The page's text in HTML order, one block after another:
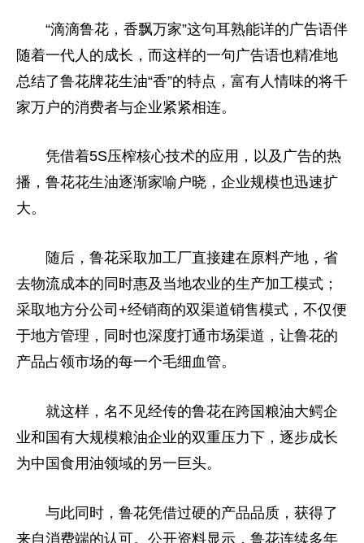
“滴滴鲁花，香飘万家”这句耳熟能详的广告语伴
随着一代人的成长，而这样的一句广告语也精准地
总结了鲁花牌花生油“香”的特点，富有人情味的将千
家万户的消费者与企业紧紧相连。
凭借着5S压榨核心技术的应用，以及广告的热
播，鲁花花生油逐渐家喻户晓，企业规模也迅速扩
大。
随后，鲁花采取加工厂直接建在原料产地，省
去物流成本的同时惠及当地农业的生产加工模式；
采取地方分公司+经销商的双渠道销售模式，不仅便
于地方管理，同时也深度打通市场渠道，让鲁花的
产品占领市场的每一个毛细血管。
就这样，名不见经传的鲁花在跨国粮油大鳄企
业和国有大规模粮油企业的双重压力下，逐步成长
为中国食用油领域的另一巨头。
与此同时，鲁花凭借过硬的产品品质，获得了
来自消费端的认可。公开资料显示，鲁花连续多年